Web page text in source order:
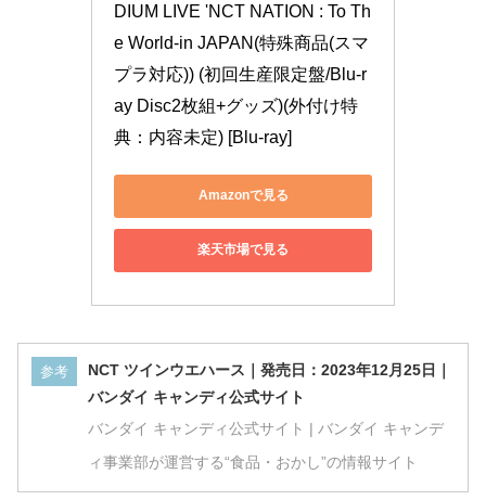
DIUM LIVE 'NCT NATION : To Th
e World-in JAPAN(特殊商品(スマ
プラ対応)) (初回生産限定盤/Blu-r
ay Disc2枚組+グッズ)(外付け特
典：内容未定) [Blu-ray]
Amazonで見る
楽天市場で見る
参考
NCT ツインウエハース｜発売日：2023年12月25日｜
バンダイ キャンディ公式サイト
バンダイ キャンディ公式サイト | バンダイ キャンデ
ィ事業部が運営する“食品・おかし”の情報サイト